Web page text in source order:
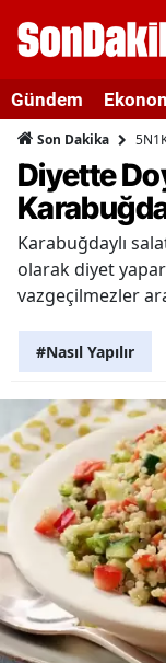
Gündem
Son Dakika
Diyette
Karabuğdaylı
olarak diyet
vazgeçilmezler
#Nasıl Yapılır